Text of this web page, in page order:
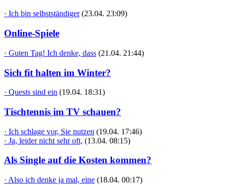
· Ich bin selbstständiger (23.04. 23:09)
Online-Spiele
· Guten Tag! Ich denke, dass (21.04. 21:44)
Sich fit halten im Winter?
· Quests sind ein (19.04. 18:31)
Tischtennis im TV schauen?
· Ich schlage vor, Sie nutzen (19.04. 17:46)
· Ja, leider nicht sehr oft, (13.04. 08:15)
Als Single auf die Kosten kommen?
· Also ich denke ja mal, eine (18.04. 00:17)